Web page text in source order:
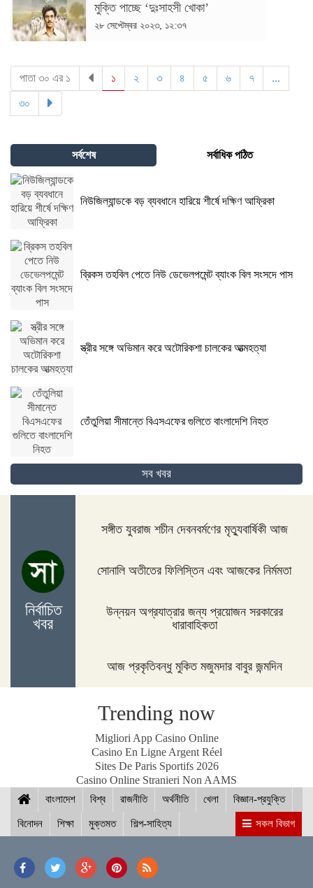
মুক্তি পাচ্ছে ‘দুঃসাহসী খোকা’
২৮ সেপ্টেম্বর ২০২৩, ১২:৩৭
পাতা ৩০ এর ১ ১ (current)
২ (current)
৩(current)
৪ (current)
৫ (current)
৬(current)
৭ ...
৩০ (current)
সর্বশেষ সর্বাধিক পঠিত
নিউজিল্যান্ডকে বড় ব্যবধানে হারিয়ে শীর্ষে দক্ষিণ আফ্রিকা
ব্রিকস তহবিল পেতে নিউ ডেভেলপমেন্ট ব্যাংক বিল সংসদে পাস
স্ত্রীর সঙ্গে অভিমান করে অটোরিকশা চালকের আত্মহত্যা
তেঁতুলিয়া সীমান্তে বিএসএফের গুলিতে বাংলাদেশি নিহত
আমি লজ্জিত, এদের সঙ্গে খেলবো কিভাবে: শামীম ওসমান
নলছিটিতে এলজিইডি প্রকৌশলীর ঘুষের ভিডিও ভাইরাল
জীবননগরে খেজুর গাছ প্রস্তুতে ব্যস্ত গাছিরা
সব খবর
নির্বাচিত
খবর
সঙ্গীত যুবরাজ শচীন দেবনবর্মণের মৃত্যুবার্ষিকী আজ
সোনালি অতীতের ফিলিস্তিন এবং আজকের নির্মমতা
উন্নয়ন অগ্রযাত্রার জন্য প্রয়োজন সরকারের
ধারাবাহিকতা
আজ প্রকৃতিবন্ধু মুকিত মজুমদার বাবুর জন্মদিন
Trending now
Migliori App Casino Online
Casino En Ligne Argent Réel
Sites De Paris Sportifs 2026
Casino Online Stranieri Non AAMS
বাংলাদেশ বিশ্ব রাজনীতি অর্থনীতি খেলা বিজ্ঞান-প্রযুক্তি
বিনোদন শিক্ষা মুক্তমত শিল্প-সাহিত্য সকল বিভাগ